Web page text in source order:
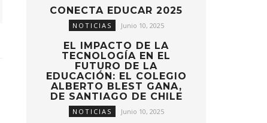
CONECTA EDUCAR 2025
NOTICIAS Junio 10, 2025
EL IMPACTO DE LA
TECNOLOGÍA EN EL
FUTURO DE LA
EDUCACIÓN: EL COLEGIO
ALBERTO BLEST GANA,
DE SANTIAGO DE CHILE
NOTICIAS Junio 10, 2025